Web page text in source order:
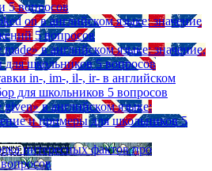
5 вопросов
on в английском языке: значение
5 вопросов
made» в английском языке: значение,
школьников 5 вопросов
in-, im-, il-, ir- в английском
для школьников 5 вопросов
given» в английском языке:
и примеры для школьников 5
интересных фактов про